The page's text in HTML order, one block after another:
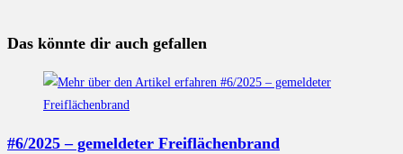
Das könnte dir auch gefallen
#6/2025 – gemeldeter Freiflächenbrand